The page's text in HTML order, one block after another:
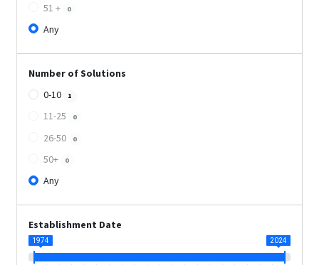
51 + 0
Any
Number of Solutions
0-10
1
11-25 0
26-50 0
50+ 0
Any
Establishment Date
1974 2024